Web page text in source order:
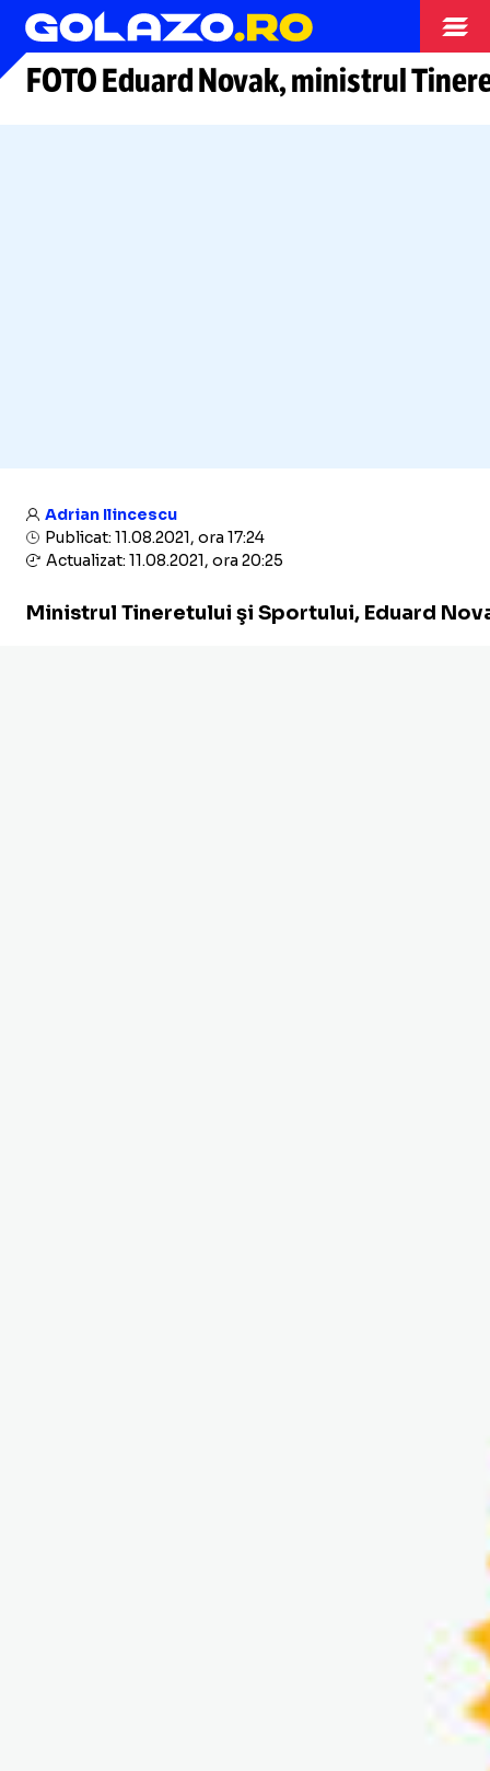
Alte sporturi
FOTO Eduard Novak, ministrul
Adrian Ilincescu
Publicat: 11.08.2021, ora 17:24
Actualizat: 11.08.2021, ora 20:25
Ministrul Tineretului şi Sportului, Eduard